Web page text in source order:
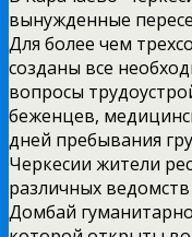
вынужденные
Для более чем
созданы все
вопросы
беженцев,
дней пребывания
Черкесии жители
различных
Домбай